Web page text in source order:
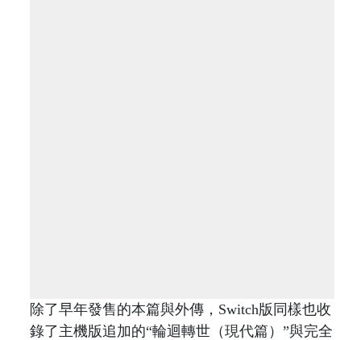
除了早年發售的本篇與外傳，Switch版同樣也收
錄了主機版追加的“輪迴轉世（現代篇）”與完全